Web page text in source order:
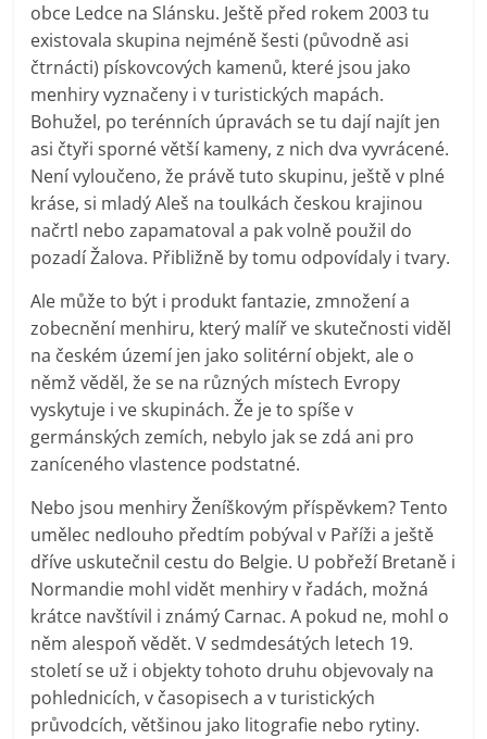
obce Ledce na Slánsku. Ještě před rokem 2003 tu
existovala skupina nejméně šesti (původně asi
čtrnácti) pískovcových kamenů, které jsou jako
menhiry vyznačeny i v turistických mapách.
Bohužel, po terénních úpravách se tu dají najít jen
asi čtyři sporné větší kameny, z nich dva vyvrácené.
Není vyloučeno, že právě tuto skupinu, ještě v plné
kráse, si mladý Aleš na toulkách českou krajinou
načrtl nebo zapamatoval a pak volně použil do
pozadí Žalova. Přibližně by tomu odpovídaly i tvary.
Ale může to být i produkt fantazie, zmnožení a
zobecnění menhiru, který malíř ve skutečnosti viděl
na českém území jen jako solitérní objekt, ale o
němž věděl, že se na různých místech Evropy
vyskytuje i ve skupinách. Že je to spíše v
germánských zemích, nebylo jak se zdá ani pro
zaníceného vlastence podstatné.
Nebo jsou menhiry Ženíškovým příspěvkem? Tento
umělec nedlouho předtím pobýval v Paříži a ještě
dříve uskutečnil cestu do Belgie. U pobřeží Bretaně i
Normandie mohl vidět menhiry v řadách, možná
krátce navštívil i známý Carnac. A pokud ne, mohl o
něm alespoň vědět. V sedmdesátých letech 19.
století se už i objekty tohoto druhu objevovaly na
pohlednicích, v časopisech a v turistických
průvodcích, většinou jako litografie nebo rytiny.